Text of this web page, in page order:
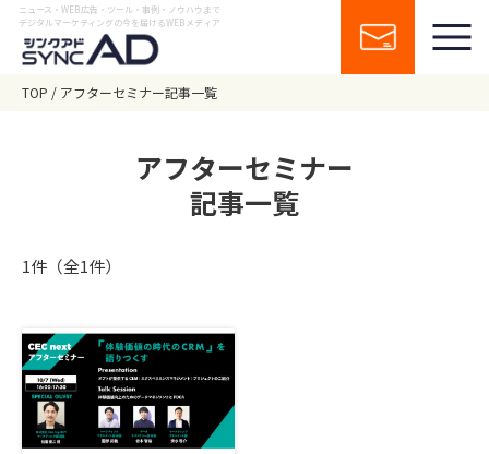
ニュース・WEB広告・ツール・事例・ノウハウまで
デジタルマーケティングの今を届けるWEBメディア
TOP アフターセミナー記事一覧
アフターセミナー
記事一覧
1件（全1件）